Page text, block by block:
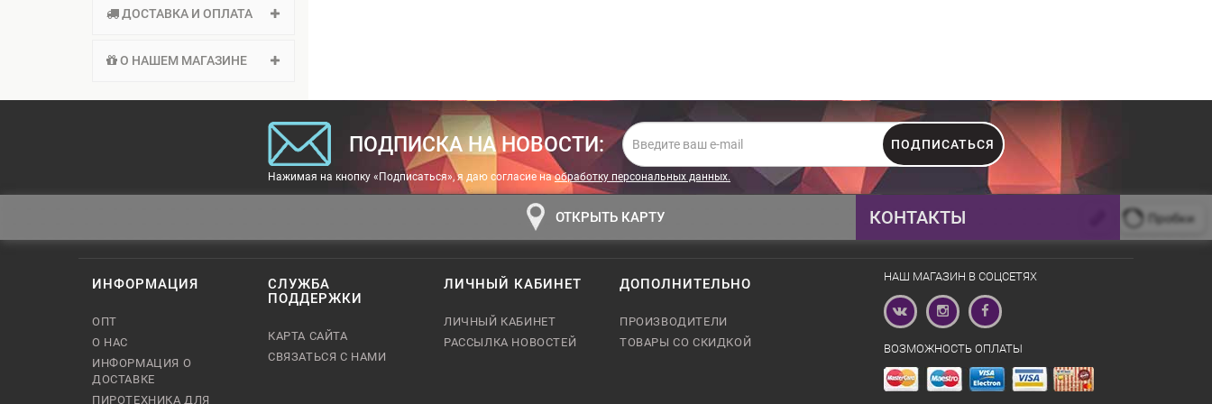
ДОСТАВКА И ОПЛАТА
О НАШЕМ МАГАЗИНЕ
ПОДПИСКА НА НОВОСТИ: ПОДПИСАТЬСЯ
Нажимая на кнопку «Подписаться», я даю cогласие наобработку персональных данных.
ОТКРЫТЬ КАРТУ КОНТАКТЫ
+375 33 366-15-47
firebirdby@gmail.com
ул. Дунина-Мартинкевича, 11
10:00 - 21:00 пн-вс
ИНФОРМАЦИЯ
ОПТ
О НАС
ИНФОРМАЦИЯ О
ДОСТАВКЕ
ПИРОТЕХНИКА ДЛЯ
СЛУЖБА
ПОДДЕРЖКИ
КАРТА САЙТА
СВЯЗАТЬСЯ С НАМИ
ЛИЧНЫЙ КАБИНЕТ
ЛИЧНЫЙ КАБИНЕТ
РАССЫЛКА НОВОСТЕЙ
ДОПОЛНИТЕЛЬНО
ПРОИЗВОДИТЕЛИ
ТОВАРЫ СО СКИДКОЙ
НАШ МАГАЗИН В СОЦСЕТЯХ
ВОЗМОЖНОСТЬ ОПЛАТЫ